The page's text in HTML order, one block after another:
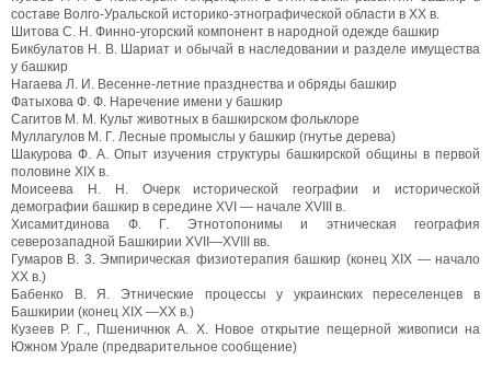
составе Волго-Уральской историко-этнографической области в XX в.
Шитова С. Н. Финно-угорский компонент в народной одежде башкир
Бикбулатов Н. В. Шариат и обычай в наследовании и разделе имущества
у башкир
Нагаева Л. И. Весенне-летние празднества и обряды башкир
Фатыхова Ф. Ф. Наречение имени у башкир
Сагитов М. М. Культ животных в башкирском фольклоре
Муллагулов М. Г. Лесные промыслы у башкир (гнутье дерева)
Шакурова Ф. А. Опыт изучения структуры башкирской общины в первой
половине XIX в.
Моисеева Н. Н. Очерк исторической географии и исторической
демографии башкир в середине XVI — начале XVIII в.
Хисамитдинова Ф. Г. Этнотопонимы и этническая география
северозападной Башкирии XVII—XVIII вв.
Гумаров В. 3. Эмпирическая физиотерапия башкир (конец XIX — начало
XX в.)
Бабенко В. Я. Этнические процессы у украинских переселенцев в
Башкирии (конец XIX —XX в.)
Кузеев Р. Г., Пшеничнюк А. X. Новое открытие пещерной живописи на
Южном Урале (предварительное сообщение)